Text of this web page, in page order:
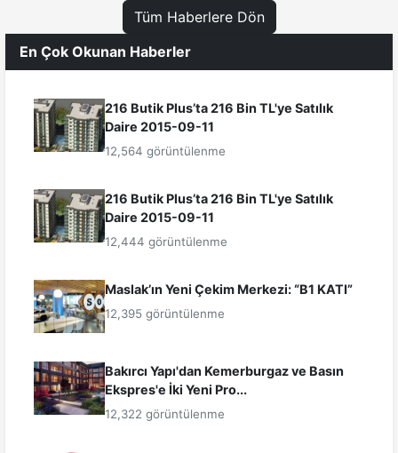
Tüm Haberlere Dön
En Çok Okunan Haberler
216 Butik Plus’ta 216 Bin TL'ye Satılık
Daire 2015-09-11
12,564 görüntülenme
216 Butik Plus’ta 216 Bin TL'ye Satılık
Daire 2015-09-11
12,444 görüntülenme
Maslak’ın Yeni Çekim Merkezi: “B1 KATI”
12,395 görüntülenme
Bakırcı Yapı'dan Kemerburgaz ve Basın
Ekspres'e İki Yeni Pro...
12,322 görüntülenme